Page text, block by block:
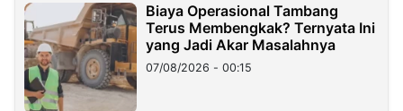
Biaya Operasional Tambang
Terus Membengkak? Ternyata Ini
yang Jadi Akar Masalahnya
07/08/2026 - 00:15